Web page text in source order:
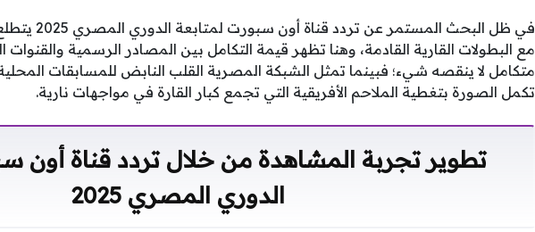
في ظل البحث
مع البطولات القارية القادمة، وهنا تظهر قيمة التكامل بين المصادر الرسمية
متكامل لا ينقصه شيء؛ فبينما تمثل الشبكة المصرية القلب النابض للمسابقات
تكمل الصورة بتغطية الملاحم الأفريقية التي تجمع كبار القارة في مواجهات نارية.
تطوير تجربة المشاهدة من خلال تردد قناة أون
الدوري المصري 2025